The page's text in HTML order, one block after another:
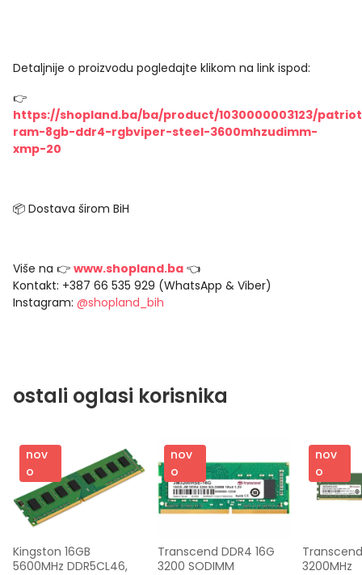
Detaljnije o proizvodu pogledajte klikom na link ispod:
👉
https://shopland.ba/ba/product/1030000003123/
ram-8gb-ddr4-rgbviper-steel-3600mhzudimm-
xmp-20
📦 Dostava širom BiH
Više na 👉 www.shopland.ba 👈
Kontakt: +387 66 535 929 (WhatsApp & Viber)
Instagram: @shopland_bih
ostali oglasi korisnika
nov
o
Kingston 16GB
5600MHz DDR5CL46,
nov
o
Transcend DDR4 16G
3200 SODIMM
nov
o
3200MHz